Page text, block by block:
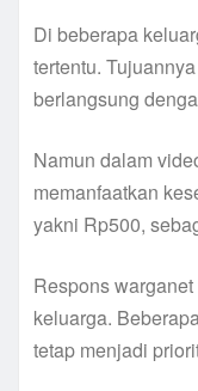
Di beberapa
tertentu.
berlangsung
Namun dalam
memanfaatkan
yakni Rp500,
Respons
keluarga.
tetap menjadi